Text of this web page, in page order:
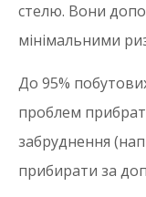
стелю. Вони
мінімальними
До 95%
проблем
забруднення
прибирати за